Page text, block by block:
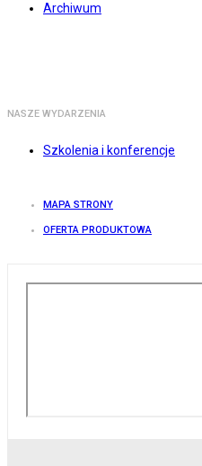
Archiwum
NASZE WYDARZENIA
Szkolenia i konferencje
MAPA STRONY
OFERTA PRODUKTOWA